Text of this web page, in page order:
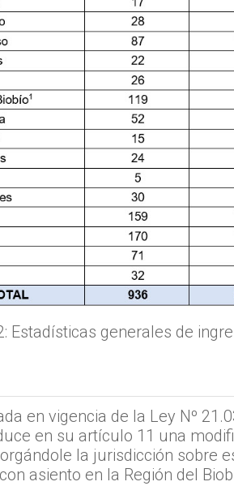
Estadísticas generales de
en vigencia de la Ley Nº
en su artículo 11 una
la jurisdicción sobre
asiento en la Región del